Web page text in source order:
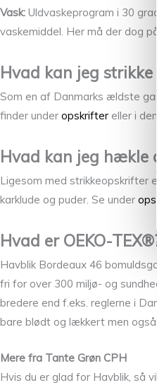
Vask: Uldvaskeprogram i 30
vaskemiddel. Her må der dog
Hvad kan jeg
Som en af Danmarks ældste
finder under opskrifter eller i
Hvad kan jeg hækle
Ligesom med strikkeopskrifter
karklude og puder. Se under
Hvad er OEKO-
Havblik Bordeaux 46
fri for over 300 miljø- og
bredere end f.eks. reglerne i
bare blødt og lækkert men
Mere fra Tante Grøn CPH
Hvis du er glad for Havblik, så